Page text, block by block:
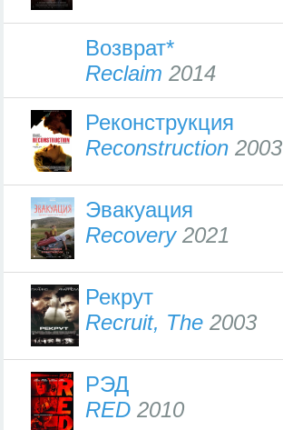
Возврат*
Reclaim 2014
Реконструкция
Reconstruction 2003
Эвакуация
Recovery2021
Рекрут
Recruit, The 2003
РЭД
RED 2010